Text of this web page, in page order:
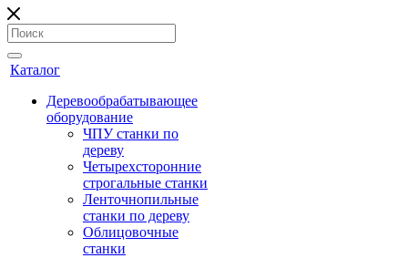
Каталог
Деревообрабатывающее
оборудование
ЧПУ станки по
дереву
Четырехсторонние
строгальные станки
Ленточнопильные
станки по дереву
Облицовочные
станки